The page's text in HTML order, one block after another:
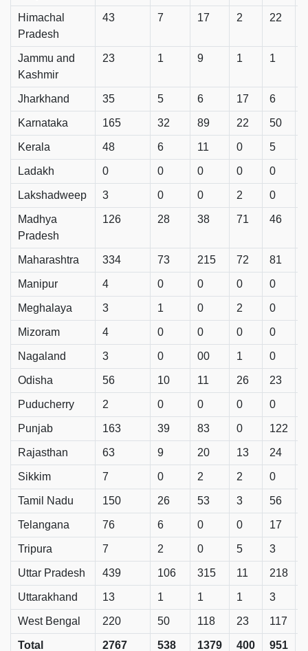
Himachal
Pradesh
43 7 17 2 22
Jammu and
Kashmir
23 1 9 1 1
Jharkhand 35 5 6 17 6
Karnataka 165 32 89 22 50
Kerala 48 6 11 0 5
Ladakh 0 0 0 0 0
Lakshadweep 3 0 0 2 0
Madhya
Pradesh
126 28 38 71 46
Maharashtra 334 73 215 72 81
Manipur 4 0 0 0 0
Meghalaya 3 1 0 2 0
Mizoram 4 0 0 0 0
Nagaland 3 0 00 1 0
Odisha 56 10 11 26 23
Puducherry 2 0 0 0 0
Punjab 163 39 83 0 122
Rajasthan 63 9 20 13 24
Sikkim 7 0 2 2 0
Tamil Nadu 150 26 53 3 56
Telangana 76 6 0 0 17
Tripura 7 2 0 5 3
Uttar Pradesh 439 106 315 11 218
Uttarakhand 13 1 1 1 3
West Bengal 220 50 118 23 117
Total 2767 538 1379 400 951